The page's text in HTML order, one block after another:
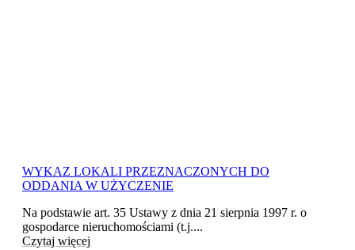
WYKAZ LOKALI PRZEZNACZONYCH DO
ODDANIA W UŻYCZENIE
Na podstawie art. 35 Ustawy z dnia 21 sierpnia 1997 r. o
gospodarce nieruchomościami (t.j....
Czytaj więcej